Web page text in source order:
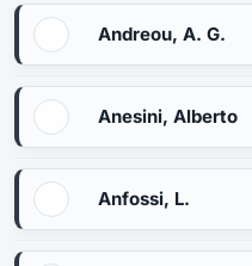
Andreou, A. G.
Anesini, Alberto
Anfossi, L.